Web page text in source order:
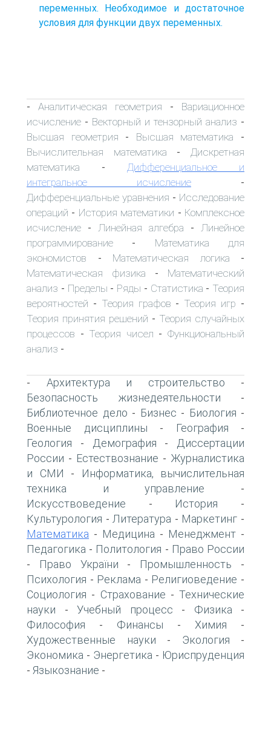
переменных. Необходимое и достаточное
условия для функции двух переменных.
- Аналитическая геометрия - Вариационное
исчисление - Векторный и тензорный анализ -
Высшая геометрия - Высшая математика -
Вычислительная математика - Дискретная
математика - Дифференциальное и
интегральное исчисление -
Дифференциальные уравнения - Исследование
операций - История математики - Комплексное
исчисление - Линейная алгебра -
Линейное
программирование - Математика для
экономистов - Математическая логика -
Математическая физика - Математический
анализ - Пределы - Ряды - Статистика - Теория
вероятностей - Теория графов - Теория игр -
Теория принятия решений - Теория случайных
процессов - Теория чисел -Функциональный
анализ -
- Архитектура и строительство -
Безопасность жизнедеятельности -
Библиотечное дело - Бизнес - Биология -
Военные дисциплины - География -
Геология - Демография -
Диссертации
России - Естествознание - Журналистика
и СМИ -
Информатика, вычислительная
техника и управление -
Искусствоведение - История -
Культурология - Литература - Маркетинг -
Математика - Медицина - Менеджмент -
Педагогика - Политология - Право России
- Право України - Промышленность -
Психология - Реклама - Религиоведение -
Социология - Страхование - Технические
науки - Учебный процесс - Физика -
Философия - Финансы - Химия -
Художественные науки - Экология -
Экономика - Энергетика - Юриспруденция
- Языкознание -